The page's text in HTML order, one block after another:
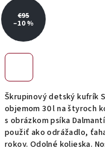
Škrupinový detský kufrík
objemom 30 l na štyroch
s obrázkom psíka
použiť ako odrážadlo,
rokov. Odolné kolieska.
€95
–10 %